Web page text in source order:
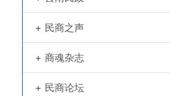
+ 民商之声
+ 商魂杂志
+ 民商论坛